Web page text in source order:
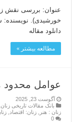
خورشیدی). نویسنده:
دانلود مقاله
مطالعه بیشتر »
عوامل
آگوست 23, 2025
بانک مقالات تاریخی زنان
زنان : هنر
,زنان: اقتصاد ,
0